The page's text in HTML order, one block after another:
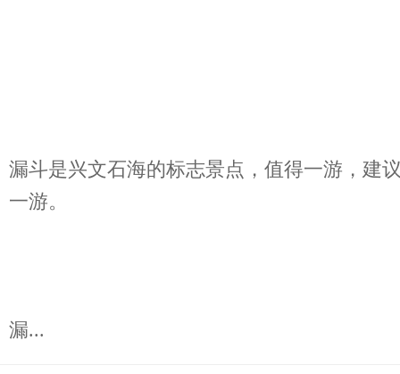
漏斗是兴文石海的标志景点，值得一游，建
一游。
漏...